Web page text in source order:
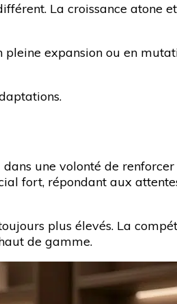
La croissance atone
expansion ou en
une volonté de renforcer
fort, répondant aux
plus élevés. La
de gamme.